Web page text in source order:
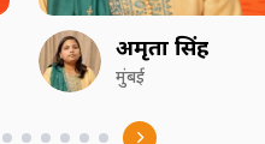
अमृता सिंह
मुंबई